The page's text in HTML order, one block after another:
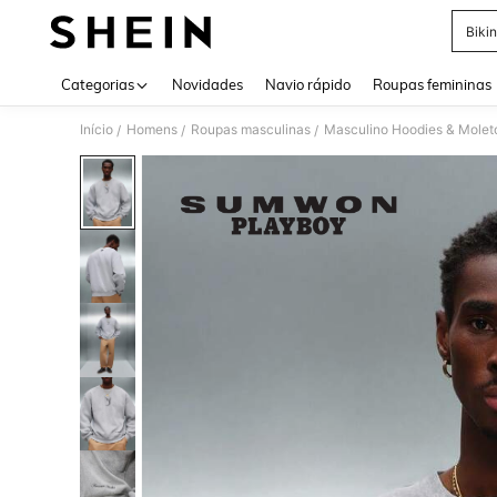
Categorias Novidades Navio rápido Roupas femininas
Início / Homens / Roupas masculinas / Masculino Hoodies &